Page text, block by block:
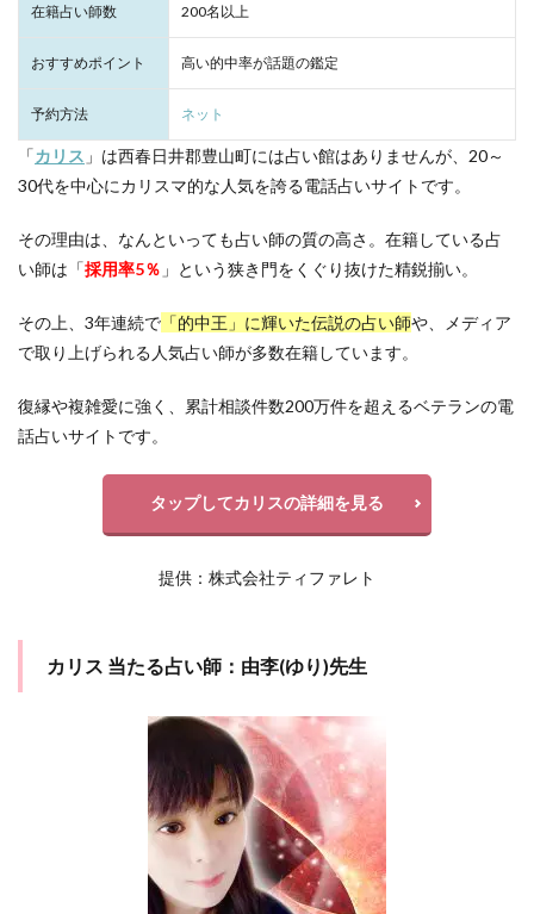
在籍占い師数 200名以上
おすすめポイント 高い的中率が話題の鑑定
予約方法 ネット
「カリス 」は西春日井郡豊山町には占い館はありませんが、20～
30代を中心にカリスマ的な人気を誇る電話占いサイトです。
その理由は、なんといっても占い師の質の高さ。在籍している占
い師は「採用率5％ 」という狭き門をくぐり抜けた精鋭揃い。
その上、3年連続で 「的中王」に輝いた伝説の占い師や、メディア
で取り上げられる人気占い師が多数在籍しています。
復縁や複雑愛に強く、累計相談件数200万件を超えるベテランの電
話占いサイトです。
タップしてカリスの詳細を見る
提供：株式会社ティファレト
カリス 当たる占い師：由李(ゆり)先生